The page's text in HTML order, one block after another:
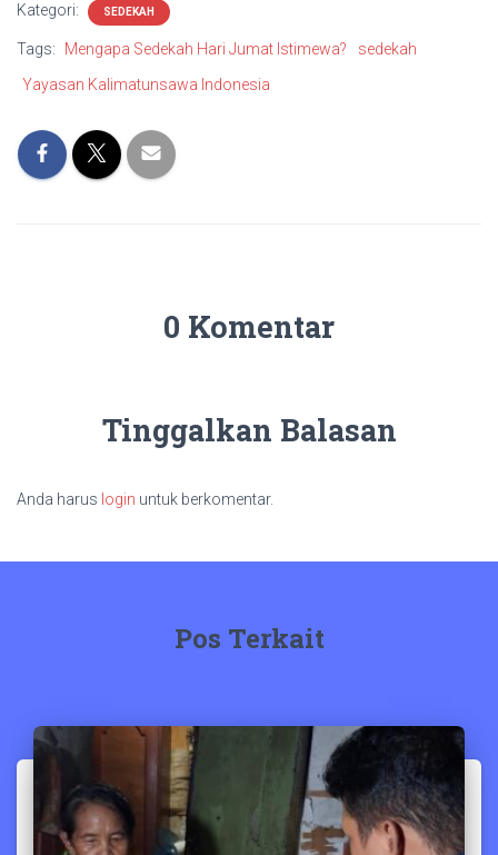
Kategori: SEDEKAH
Tags: Mengapa Sedekah Hari Jumat Istimewa?
sedekah
Yayasan Kalimatunsawa Indonesia
0 Komentar
Tinggalkan Balasan
Anda harus login untuk berkomentar.
Pos Terkait